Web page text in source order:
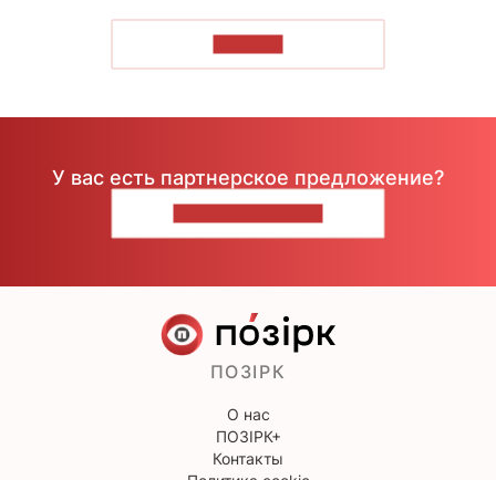
У вас есть партнерское предложение?
ПОЗІРК
О нас
ПОЗІРК+
Контакты